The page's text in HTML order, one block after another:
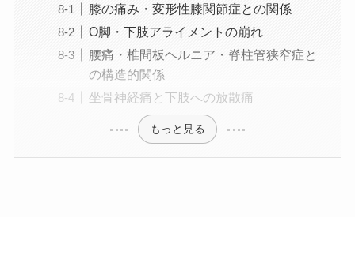
膝の痛み・変形性膝関節症との関係
O脚・下肢アライメントの崩れ
腰痛・椎間板ヘルニア・脊柱管狭窄症と
の構造的関係
坐骨神経痛と下肢への放散痛
もっと見る